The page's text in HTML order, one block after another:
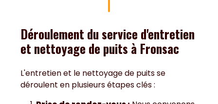
Déroulement du service d'entretien
et nettoyage de puits à Fronsac
L'entretien et le nettoyage de puits se
déroulent en plusieurs étapes clés :